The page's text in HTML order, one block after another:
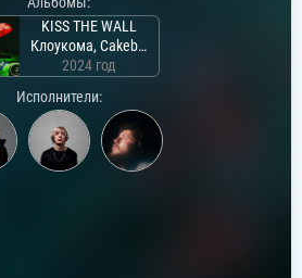
KISS THE WALL
Клоукома, Cakeboy
2024 год
Исполнители: